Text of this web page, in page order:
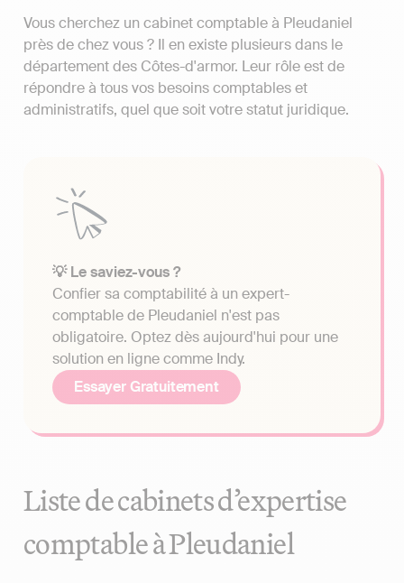
Vous cherchez un cabinet comptable à Pleudaniel
près de chez vous ? Il en existe plusieurs dans le
département des Côtes-d'armor. Leur rôle est de
répondre à tous vos besoins comptables et
administratifs, quel que soit votre statut juridique.
💡 Le saviez-vous ?
Confier sa comptabilité à un expert-
comptable de Pleudaniel n'est pas
obligatoire. Optez dès aujourd'hui pour une
solution en ligne comme Indy.
Essayer Gratuitement
Liste de cabinets d’expertise
comptable à Pleudaniel